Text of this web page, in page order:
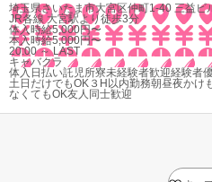
埼玉県さいたま市大宮区仲町1-40 三益ビ
JR各線 大宮駅より徒歩3分
体入時給5,000円〜
本入時給5,000円〜
20:00 ～ LAST
キャバクラ
体入 日払い託児所寮未経験者歓迎経験者
土日だけでもOK ３H以内勤務朝昼夜かけ
なくてもOK友人同士歓迎